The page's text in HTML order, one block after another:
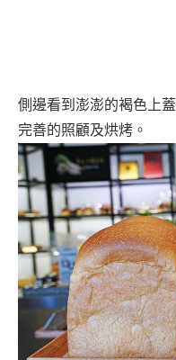
側邊看到澎澎的褐色上
完善的照顧及烘烤。